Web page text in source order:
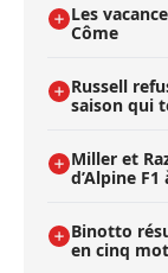
Les
Côme
Russell
saison qui
Miller et
d’Alpine
Binotto
en cinq